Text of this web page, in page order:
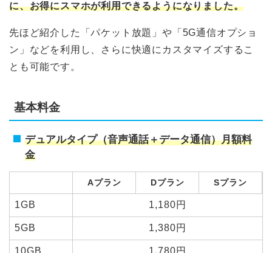
に、お得にスマホが利用できるようになりました。
先ほど紹介した「パケット放題」や「5G通信オプショ
ン」などを利用し、さらに快適にカスタマイズするこ
とも可能です。
基本料金
デュアルタイプ（音声通話＋データ通信）月額料
金
Aプラン Dプラン Sプラン
1GB 1,180円
5GB 1,380円
10GB 1,780円
UQモバイル
BIGLOBE